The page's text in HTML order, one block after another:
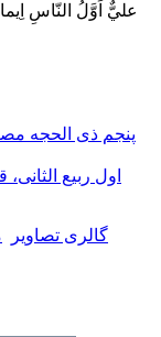
عليٌّ اَوَّلُ النّاسِ
پنجم ذی الحجه
اول ربیع
گالری تصاویر